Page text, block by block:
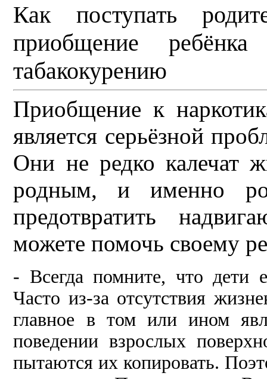
Как поступать
приобщение
табакокурению
Приобщение к
является серьёзной
Они не редко калечат
родным, и именно
предотвратить
можете помочь своему
- Всегда помните, что дети
Часто из-за отсутствия
главное в том или ином
поведении взрослых
пытаются их копировать.